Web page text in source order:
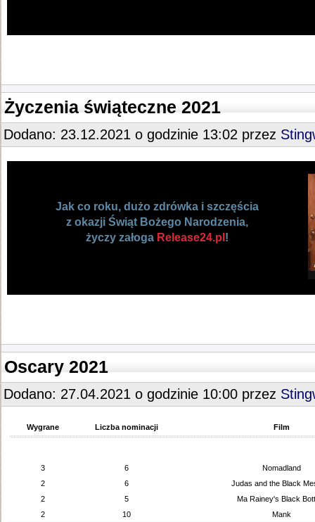
Życzenia świąteczne 2021
Dodano: 23.12.2021 o godzinie 13:02 przez
Jak co roku, dużo zdrówka i szczęścia
z okazji Świąt Bożego Narodzenia,
życzy załoga Release24.pl !
Oscary 2021
Dodano: 27.04.2021 o godzinie 10:00 przez
Wygrane Liczba nominacji Film
3 6
Nomadland
2
6
Judas and the Black
2
5
Ma Rainey's Black
2
10
Mank